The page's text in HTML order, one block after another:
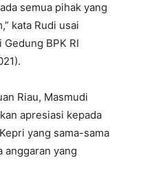
semua pihak yang
kata Rudi usai
BPK RI
Riau, Masmudi
apresiasi kepada
yang sama-sama
anggaran yang